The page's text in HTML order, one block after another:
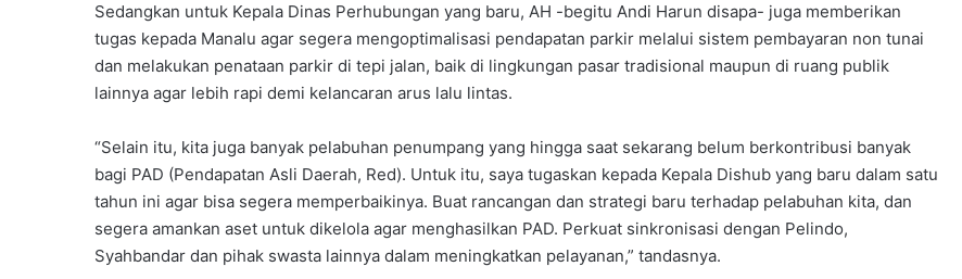
Sedangkan untuk Kepala Dinas Perhubungan yang baru, AH -begitu Andi Harun disapa- juga memberikan
tugas kepada Manalu agar segera mengoptimalisasi pendapatan parkir melalui sistem pembayaran non tunai
dan melakukan penataan parkir di tepi jalan, baik di lingkungan pasar tradisional maupun di ruang publik
lainnya agar lebih rapi demi kelancaran arus lalu lintas.
“Selain itu, kita juga banyak pelabuhan penumpang yang hingga saat sekarang belum berkontribusi banyak
bagi PAD (Pendapatan Asli Daerah, Red). Untuk itu, saya tugaskan kepada Kepala Dishub yang baru dalam satu
tahun ini agar bisa segera memperbaikinya. Buat rancangan dan strategi baru terhadap pelabuhan kita, dan
segera amankan aset untuk dikelola agar menghasilkan PAD. Perkuat sinkronisasi dengan Pelindo,
Syahbandar dan pihak swasta lainnya dalam meningkatkan pelayanan,” tandasnya.